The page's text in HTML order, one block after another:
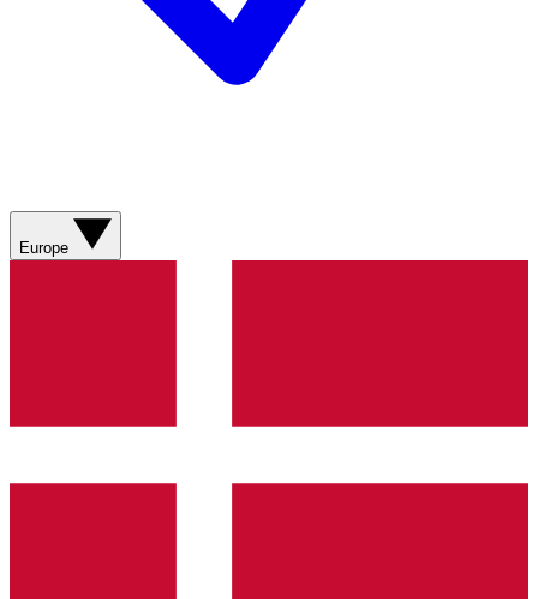
Europe